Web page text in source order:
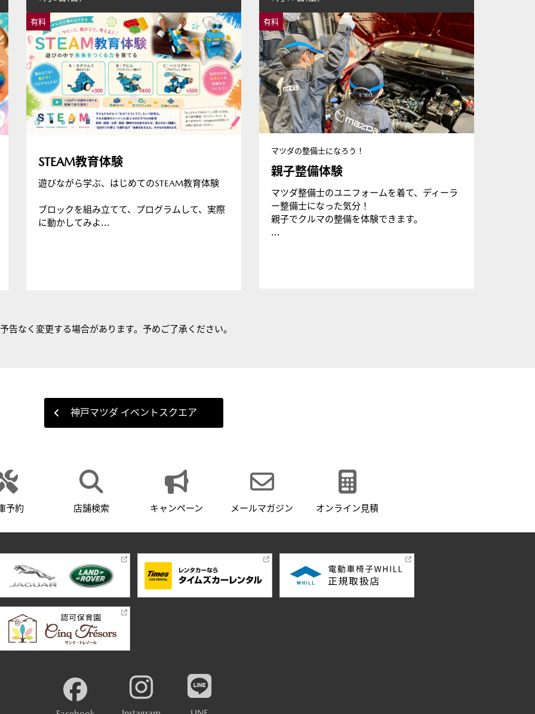
有料
STEAM教育体験
遊びながら学ぶ、はじめてのSTEAM教育体験
ブロックを組み立てて、プログラムして、実際
に動かしてみよ...
有料
マツダの整備士になろう！
親子整備体験
マツダ整備士のユニフォームを着て、ディーラ
ー整備士になった気分！
親子でクルマの整備を体験できます。
...
なく変更する場合があります。予めご了承ください。
神戸マツダ イベントスクエア
予約 店舗検索 キャンペーン メールマガジン オンライン見積